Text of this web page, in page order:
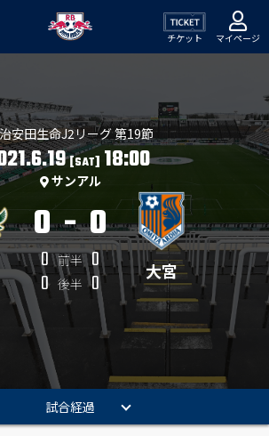
チケット マイページ
安田生命J2リーグ 第19節
[SAT] 18:00
サンアル
0 - 0
0 前半 0
0 後半 0 大宮
試合経過